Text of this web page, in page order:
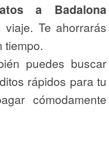
a Badalona
Te ahorrarás
tiempo.
puedes buscar
rápidos para tu
cómodamente